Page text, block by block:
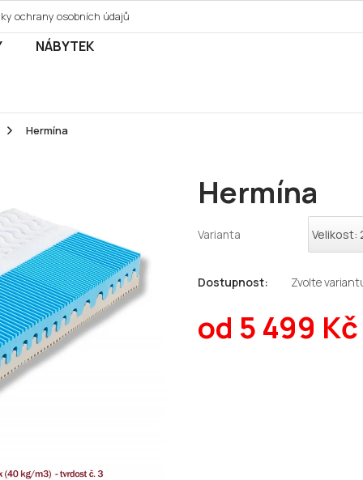
ochrany osobních údajů
NÁBYTEK
Hermína
Varianta
Zvolte
od 5 499 Kč
Hermína